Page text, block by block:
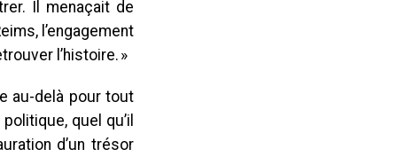
Il menaçait de
l’engagement
l’histoire. »
au-delà pour tout
quel qu’il
d’un trésor